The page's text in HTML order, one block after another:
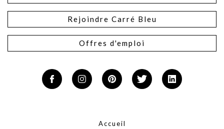
Rejoindre Carré Bleu
Offres d'emploi
Accueil